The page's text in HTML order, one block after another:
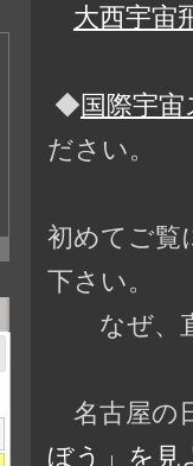
大西宇宙
◆国際宇
ださい。
初めてご覧
下さい。
なぜ、直
名古屋の
ぼう」を見